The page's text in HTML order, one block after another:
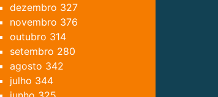
dezembro 327
novembro 376
outubro 314
setembro 280
agosto 342
julho 344